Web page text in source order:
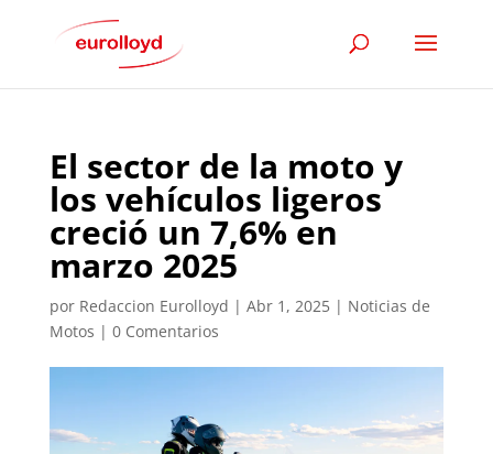
El sector de la moto y
los vehículos ligeros
creció un 7,6% en
marzo 2025
por Redaccion Eurolloyd | Abr 1, 2025| Noticias de
Motos | 0 Comentarios